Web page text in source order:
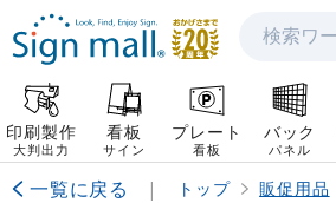
検索
印刷製作
大判出力
看板
サイン
プレート
看板
バック
パネル
一覧に戻る | トップ 販促用品